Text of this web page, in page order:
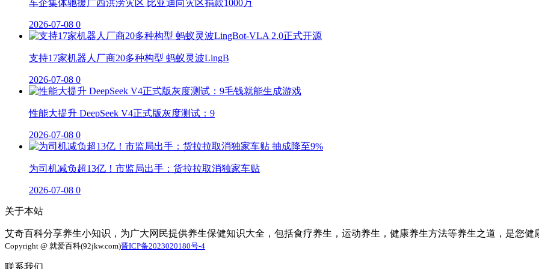
车企集体驰援广西洪涝灾区 比亚迪向灾区捐款1000万
2026-07-08 0
支持17家机器人厂商20多种构型 蚂蚁灵波LingB
2026-07-08 0
性能大提升 DeepSeek V4正式版灰度测试：9
2026-07-08 0
为司机减负超13亿！市监局出手：货拉拉取消独家车贴
2026-07-08 0
关于本站
艾奇百科分享养生小知识，为广大网民提供养生保健知识大全，包括食疗养生，运动养生，健康养生方法等养生之道，是您健
Copyright @ 就爱百科(92jkw.com)晋ICP备2023020180号-4
联系我们